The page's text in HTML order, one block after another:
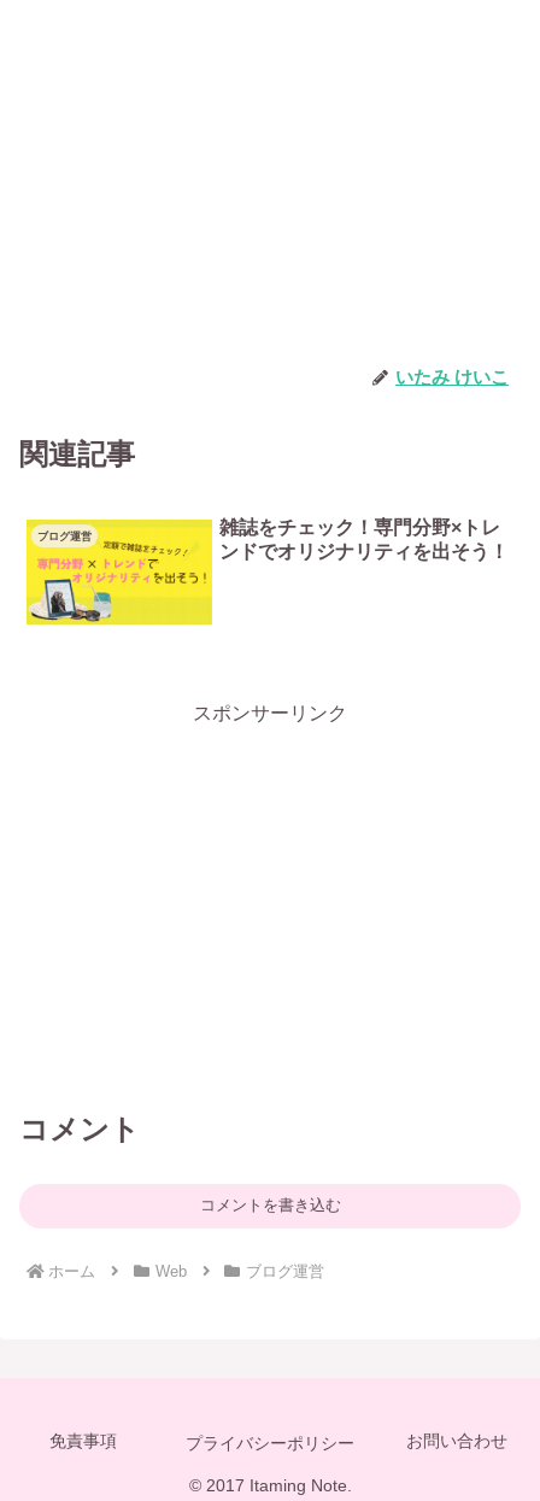
いたみ けいこ
関連記事
ブログ運営
雑誌をチェック！専門分野×トレ
ンドでオリジナリティを出そう！
スポンサーリンク
コメント
コメントを書き込む
ホーム Web ブログ運営
免責事項 プライバシーポリシー お問い合わせ
© 2017 Itaming Note.